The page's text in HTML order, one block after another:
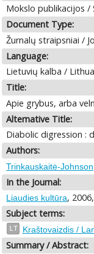
Mokslo publikacijos /
Document Type:
Žurnalų straipsniai /
Language:
Lietuvių kalba /
Title:
Apie grybus, arba
Alternative Title:
Diabolic digression :
Authors:
Trinkauskaitė-
In the Journal:
Liaudies kultūra,
Subject terms:
LT Kraštovaizdis /
Summary / Abstract: